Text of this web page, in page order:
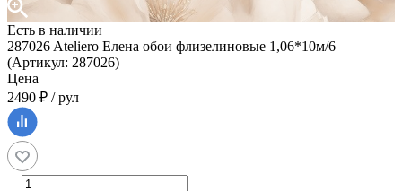
Есть в наличии
287026 Ateliero Елена обои флизелиновые 1,06*10м/6
(Артикул: 287026)
Цена
2490 ₽ / рул